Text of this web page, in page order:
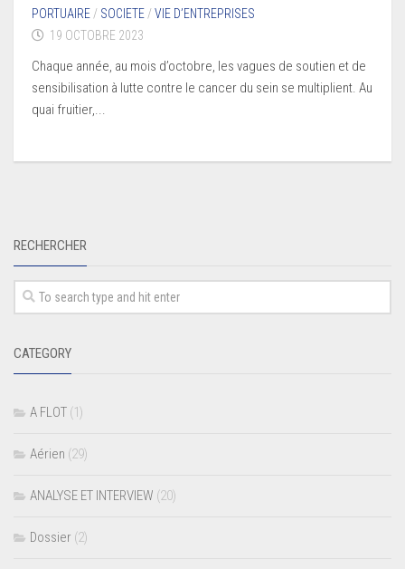
PORTUAIRE / SOCIETE /VIE D’ENTREPRISES
19 OCTOBRE 2023
Chaque année, au mois d’octobre, les vagues de soutien et de
sensibilisation à lutte contre le cancer du sein se multiplient. Au
quai fruitier,...
RECHERCHER
CATEGORY
A FLOT (1)
Aérien (29)
ANALYSE ET INTERVIEW (20)
Dossier (2)